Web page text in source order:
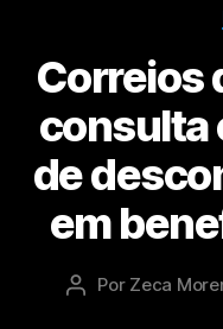
Correios
consulta
de
em
Por Zeca